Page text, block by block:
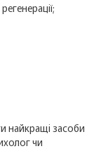
найкращі засоби
чи